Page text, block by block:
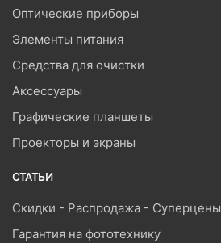
Оптические приборы
Элементы питания
Средства для очистки
Аксессуары
Графические планшеты
Проекторы и экраны
СТАТЬИ
Скидки - Распродажа - Суперцены
Гарантия на фототехнику